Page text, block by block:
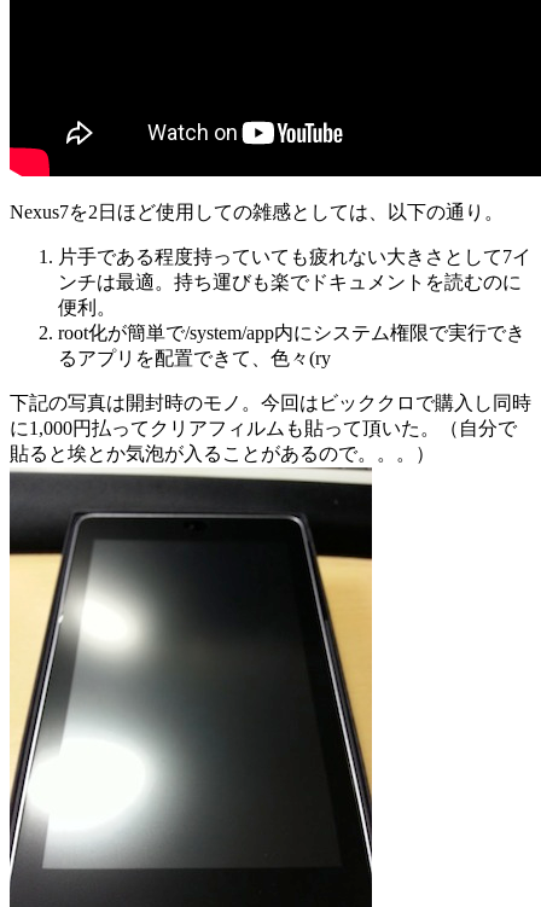
Nexus7を2日ほど使用しての雑感としては、以下の通り。
片手である程度持っていても疲れない大きさとして7イ
ンチは最適。持ち運びも楽でドキュメントを読むのに
便利。
root化が簡単で/system/app内にシステム権限で実行でき
るアプリを配置できて、色々(ry
下記の写真は開封時のモノ。今回はビッククロで購入し同時
に1,000円払ってクリアフィルムも貼って頂いた。（自分で
貼ると埃とか気泡が入ることがあるので。。。）